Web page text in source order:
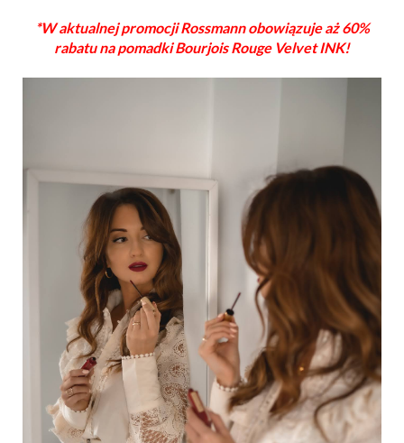
*W aktualnej promocji Rossmann obowiązuje aż 60%
rabatu na pomadki Bourjois Rouge Velvet INK!